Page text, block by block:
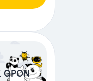
GPON